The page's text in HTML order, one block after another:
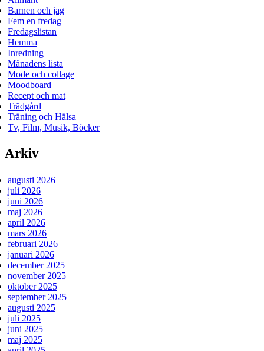
Barnen och jag
Fem en fredag
Fredagslistan
Hemma
Inredning
Månadens lista
Mode och collage
Moodboard
Recept och mat
Trädgård
Träning och Hälsa
Tv, Film, Musik, Böcker
Arkiv
augusti 2026
juli 2026
juni 2026
maj 2026
april 2026
mars 2026
februari 2026
januari 2026
december 2025
november 2025
oktober 2025
september 2025
augusti 2025
juli 2025
juni 2025
maj 2025